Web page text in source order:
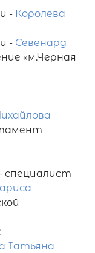
- Королёва
- Севенард
«м.Черная
Татьяна